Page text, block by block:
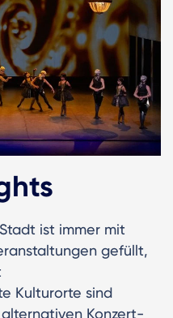
ist immer mit
gefüllt,
Kulturorte sind
Konzert-